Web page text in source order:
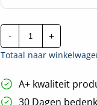
-
Sol+
Siliconenkabel
SIH-
F
5x2,5mm²
hoeveelheid
+
Totaal naar
A+ kwaliteit
30 Dagen